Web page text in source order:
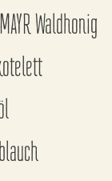
Waldhonig